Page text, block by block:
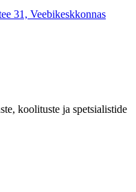
31, Veebikeskkonnas
koolituste ja spetsialistide